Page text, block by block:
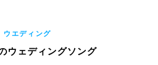
ウエディング
ウェディングソング